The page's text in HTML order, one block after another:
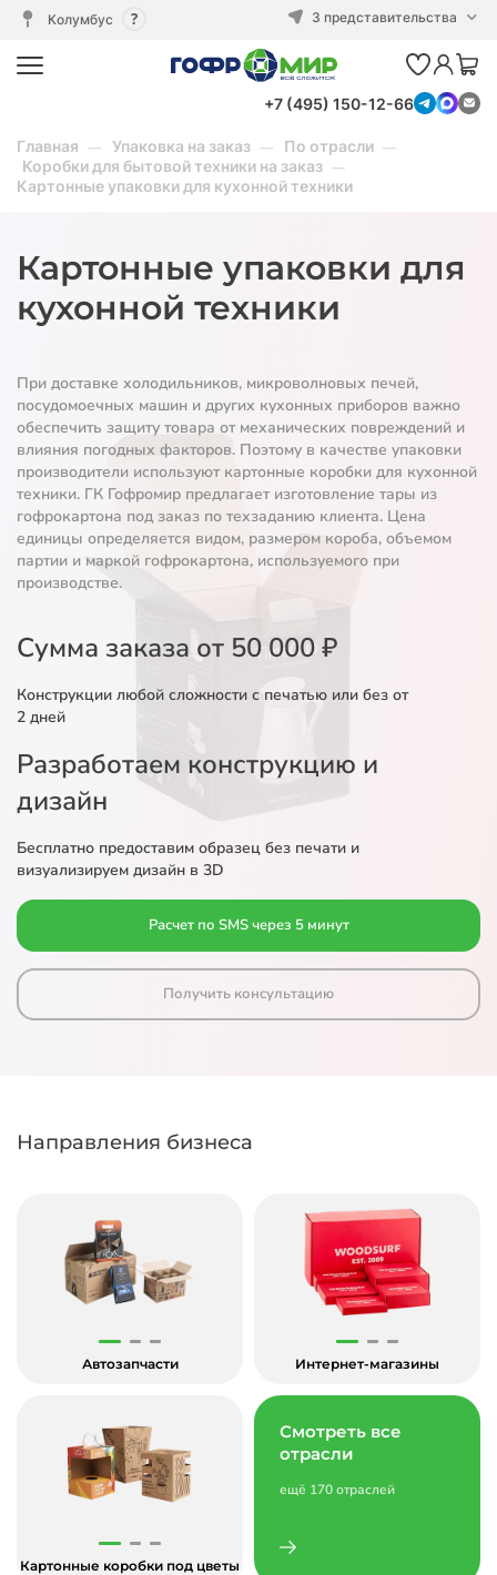
Колумбус 3 представительства
+7 (495) 150-12-66
Главная Упаковка на заказ
По отрасли
Коробки для бытовой техники на заказ
Картонные упаковки для кухонной техники
Картонные упаковки для
кухонной техники
При доставке холодильников, микроволновых печей,
посудомоечных машин и других кухонных приборов важно
обеспечить защиту товара от механических повреждений и
влияния погодных факторов. Поэтому в качестве упаковки
производители используют картонные коробки для кухонной
техники. ГК Гофромир предлагает изготовление тары из
гофрокартона под заказ по техзаданию клиента. Цена
единицы определяется видом, размером короба, объемом
партии и маркой гофрокартона, используемого при
производстве.
Сумма заказа от 50 000 ₽
Конструкции любой сложности с печатью или без от
2 дней
Разработаем конструкцию и
дизайн
Бесплатно предоставим образец без печати и
визуализируем дизайн в 3D
Расчет по SMS через 5 минут
Получить консультацию
Направления бизнеса
Автозапчасти Интернет-магазины
Картонные коробки под цветы
Смотреть все
отрасли
ещё 170 отраслей